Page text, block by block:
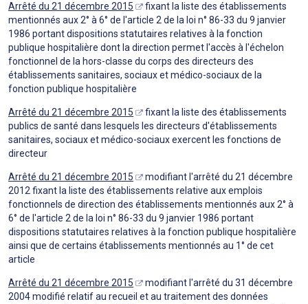
Arrêté du 21 décembre 2015
fixant la liste des établissements
mentionnés aux 2° à 6° de l'article 2 de la loi n° 86-33 du 9 janvier
1986 portant dispositions statutaires relatives à la fonction
publique hospitalière dont la direction permet l'accès à l'échelon
fonctionnel de la hors-classe du corps des directeurs des
établissements sanitaires, sociaux et médico-sociaux de la
fonction publique hospitalière
Arrêté du 21 décembre 2015
fixant la liste des établissements
publics de santé dans lesquels les directeurs d'établissements
sanitaires, sociaux et médico-sociaux exercent les fonctions de
directeur
Arrêté du 21 décembre 2015
modifiant l'arrêté du 21 décembre
2012 fixant la liste des établissements relative aux emplois
fonctionnels de direction des établissements mentionnés aux 2° à
6° de l'article 2 de la loi n° 86-33 du 9 janvier 1986 portant
dispositions statutaires relatives à la fonction publique hospitalière
ainsi que de certains établissements mentionnés au 1° de cet
article
Arrêté du 21 décembre 2015
modifiant l'arrêté du 31 décembre
2004 modifié relatif au recueil et au traitement des données